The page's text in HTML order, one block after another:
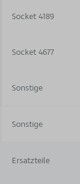
Socket 4189
Socket 4677
Sonstige
Sonstige
Ersatzteile